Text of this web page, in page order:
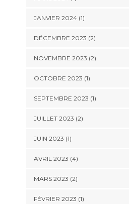
JANVIER 2024(1)
DÉCEMBRE 2023 (2)
NOVEMBRE 2023 (2)
OCTOBRE 2023 (1)
SEPTEMBRE 2023 (1)
JUILLET 2023 (2)
JUIN 2023 (1)
AVRIL 2023 (4)
MARS 2023 (2)
FÉVRIER 2023 (1)